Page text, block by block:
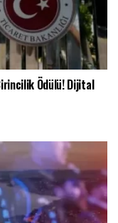
Ödülü! Dijital